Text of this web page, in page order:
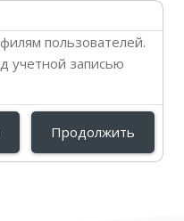
пользователей.
учетной записью
Продолжить